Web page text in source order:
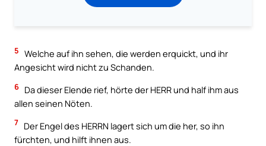
5 Welche auf ihn sehen, die werden erquickt, und ihr
Angesicht wird nicht zu Schanden.
6 Da dieser Elende rief, hörte der HERR und half ihm aus
allen seinen Nöten.
7 Der Engel des HERRN lagert sich um die her, so ihn
fürchten, und hilft ihnen aus.